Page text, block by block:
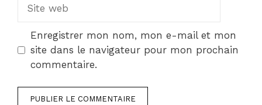
web
Enregistrer mon nom, mon e-mail et mon
site dans le navigateur pour mon prochain
commentaire.